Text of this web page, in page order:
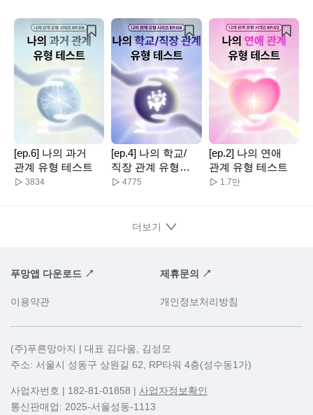
[ep.6] 나의 과거
관계 유형 테스트
3834
[ep.4] 나의 학교/
직장 관계 유형
테스트
4775
[ep.2] 나의 연애
관계 유형 테스트
1.7만
더보기
푸망앱 다운로드 ↗ 제휴문의 ↗
이용약관 개인정보처리방침
(주)푸른망아지 | 대표 김다움, 김성모
주소: 서울시 성동구 상원길 62, RP타워 4층(성수동1가)
사업자번호 | 182-81-01858 | 사업자정보확인
통신판매업: 2025-서울성동-1113